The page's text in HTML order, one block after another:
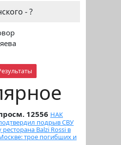
- ?
12556 НАК
подрыв СВУ
ресторана Balzi Rossi в
трое погибших и